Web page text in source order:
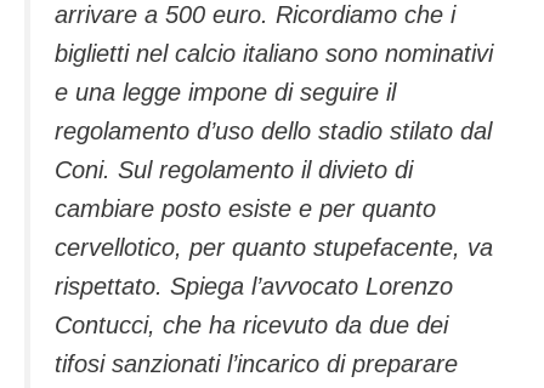
arrivare a 500 euro. Ricordiamo che i
biglietti nel calcio italiano sono nominativi
e una legge impone di seguire il
regolamento d’uso dello stadio stilato dal
Coni. Sul regolamento il divieto di
cambiare posto esiste e per quanto
cervellotico, per quanto stupefacente, va
rispettato. Spiega l’avvocato Lorenzo
Contucci, che ha ricevuto da due dei
tifosi sanzionati l’incarico di preparare